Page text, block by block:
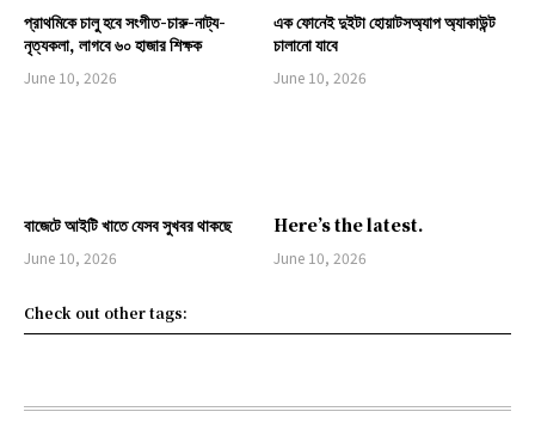
প্রাথমিকে চালু হবে সংগীত-চারু-নাট্য-
নৃত্যকলা, লাগবে ৬০ হাজার শিক্ষক
June 10, 2026
এক ফোনেই দুইটা হোয়াটসঅ্যাপ অ্যাকাউন্ট
চালানো যাবে
June 10, 2026
বাজেটে আইটি খাতে যেসব সুখবর থাকছে
June 10, 2026
Here’s the latest.
June 10, 2026
Check out other tags: